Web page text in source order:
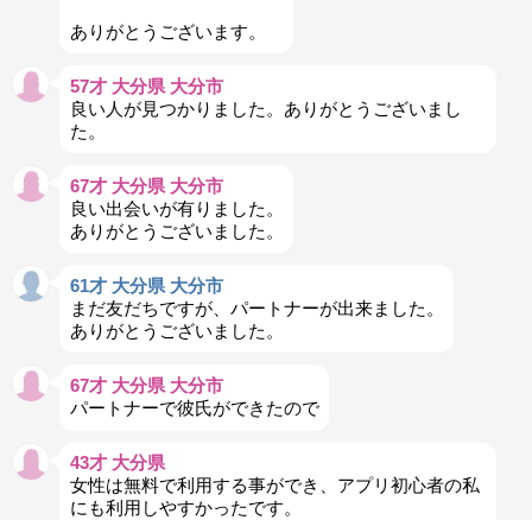
ありがとうございます。
57才 大分県 大分市
良い人が見つかりました。ありがとうございまし
た。
67才 大分県 大分市
良い出会いが有りました。
ありがとうございました。
61才 大分県 大分市
まだ友だちですが、パートナーが出来ました。
ありがとうございました。
67才 大分県 大分市
パートナーで彼氏ができたので
43才 大分県
女性は無料で利用する事ができ、アプリ初心者の私
にも利用しやすかったです。